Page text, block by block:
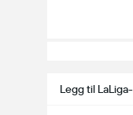
Legg til